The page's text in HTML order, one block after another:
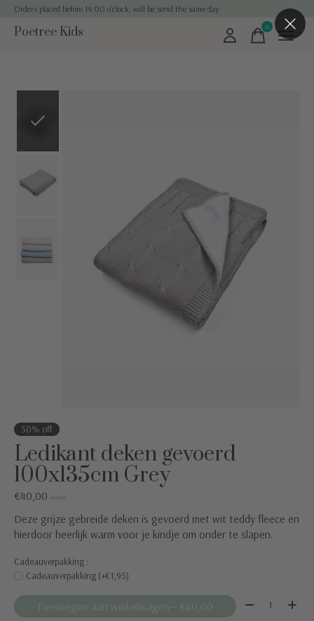
Orders placed before 14:00 o'clock, will be send the same day
Poetree Kids 0items
50% off
Ledikant deken gevoerd
100x135cm Grey
€40,00 €79,95
Deze grijze gebreide deken is gevoerd met wit teddy fleece en
hierdoor heerlijk warm voor je kindje om onder te slapen.
Cadeauverpakking :
Cadeauverpakking (+€1,95)
Toevoegen aan winkelwagen — €40,00 Aantal: